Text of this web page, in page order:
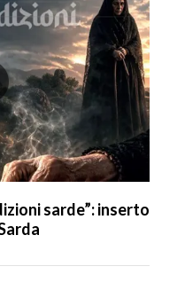
sarde”: inserto